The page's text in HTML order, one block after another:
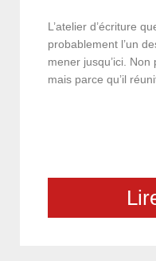
L’atelier d’écriture
probablement l’un
mener jusqu’ici. Non
mais parce qu’il